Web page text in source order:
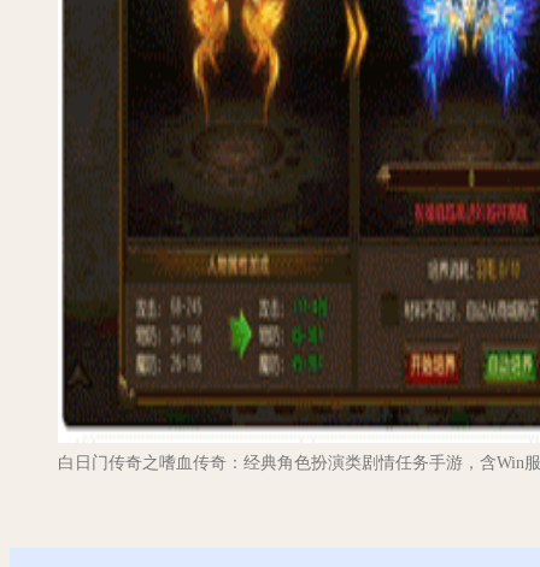
白日门传奇之嗜血传奇：经典角色扮演类剧情任务手游，含Win